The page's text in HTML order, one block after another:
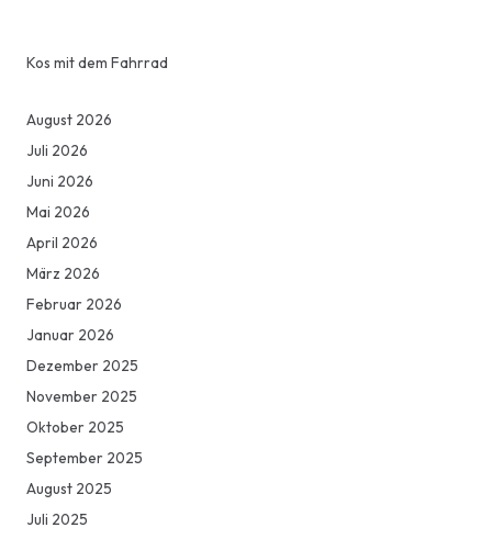
Kos mit dem Fahrrad
August 2026
Juli 2026
Juni 2026
Mai 2026
April 2026
März 2026
Februar 2026
Januar 2026
Dezember 2025
November 2025
Oktober 2025
September 2025
August 2025
Juli 2025